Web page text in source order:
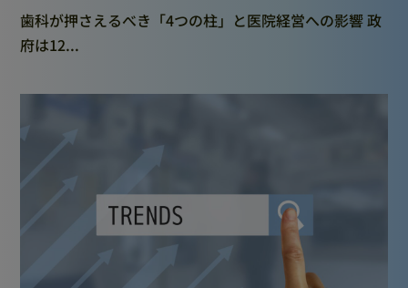
歯科が押さえるべき「4つの柱」と医院経営への影響 政
府は12...